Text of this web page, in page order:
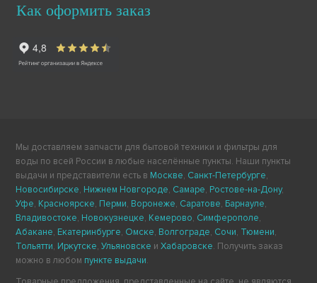
Как оформить заказ
Мы доставляем запчасти для бытовой техники и фильтры для
воды по всей России в любые населённые пункты. Наши пункты
выдачи и представители есть в Москве, Санкт-Петербурге,
Новосибирске, Нижнем Новгороде, Самаре, Ростове-на-Дону,
Уфе, Красноярске, Перми, Воронеже, Саратове, Барнауле,
Владивостоке, Новокузнецке, Кемерово, Симферополе,
Абакане, Екатеринбурге, Омске, Волгограде, Сочи, Тюмени,
Тольятти, Иркутске,Ульяновске иХабаровске. Получить заказ
можно в любом пункте выдачи.